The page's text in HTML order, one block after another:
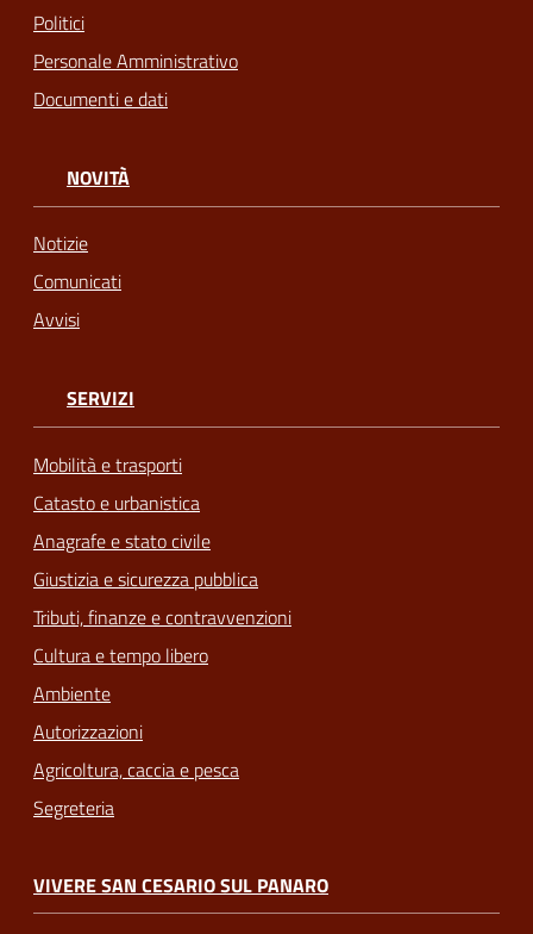
Politici
Personale Amministrativo
Documenti e dati
NOVITÀ
Notizie
Comunicati
Avvisi
SERVIZI
Mobilità e trasporti
Catasto e urbanistica
Anagrafe e stato civile
Giustizia e sicurezza pubblica
Tributi, finanze e contravvenzioni
Cultura e tempo libero
Ambiente
Autorizzazioni
Agricoltura, caccia e pesca
Segreteria
VIVERE SAN CESARIO SUL PANARO